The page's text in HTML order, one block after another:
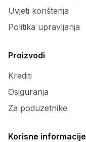
Uvjeti korištenja
Politika upravljanja
Proizvodi
Krediti
Osiguranja
Za poduzetnike
Korisne informacije